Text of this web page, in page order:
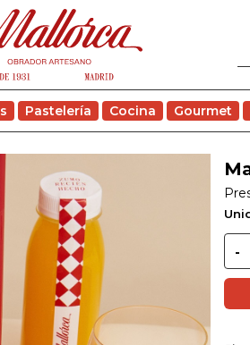
Pastelería Cocina Gourmet